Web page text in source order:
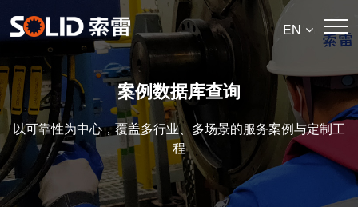
EN
案例数据库查询
以可靠性为中心，覆盖多行业、多场景的服务案例与定制工
程